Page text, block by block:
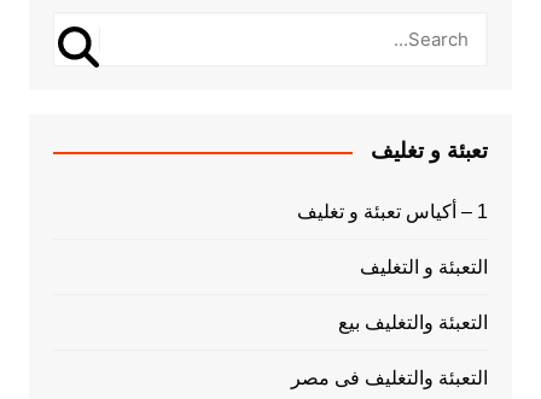
تعبئة و تغليف
1 – أكياس تعبئة و تغليف
التعبئة و التغليف
التعبئة والتغليف بيع
التعبئة والتغليف فى مصر